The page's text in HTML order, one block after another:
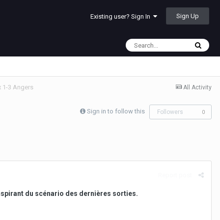
Existing user? Sign In Sign Up
All Activity
1-3 Angers
Sign in to follow this Followers 0
du scénario des dernières sorties.